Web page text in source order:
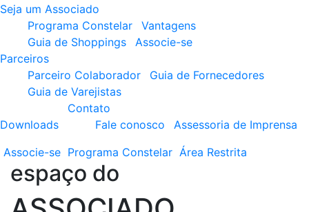
Seja um Associado
Programa Constelar
Vantagens
Guia de Shoppings
Associe-se
Parceiros
Parceiro Colaborador
Guia de Fornecedores
Guia de Varejistas
Downloads
Contato
Fale conosco
Assessoria de Imprensa
Associe-se Programa Constelar Área Restrita
espaço do